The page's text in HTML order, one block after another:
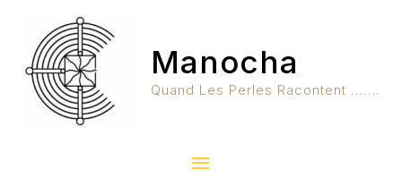
Contenu
Manocha
Quand Les Perles Racontent …….
Principal